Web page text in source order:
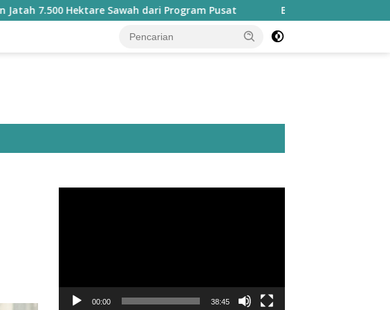
Sawah dari Program Pusat Bapperida: Taliabu Butuh Rp2 Triliun
00:00 38:45